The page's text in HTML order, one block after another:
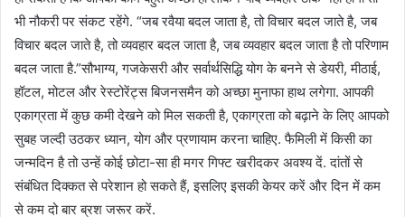
भी नौकरी पर संकट रहेंगे. “जब रवैया बदल जाता है, तो विचार बदल जाते है, जब
विचार बदल जाते है, तो व्यवहार बदल जाता है, जब व्यवहार बदल जाता है तो परिणाम
बदल जाता है.”सौभाग्य, गजकेसरी और सर्वार्थसिद्धि योग के बनने से डेयरी, मीठाई,
हॉटल, मोटल और रेस्टोरेंट्स बिजनसमैन को अच्छा मुनाफा हाथ लगेगा. आपकी
एकाग्रता में कुछ कमी देखने को मिल सकती है, एकाग्रता को बढ़ाने के लिए आपको
सुबह जल्दी उठकर ध्यान, योग और प्रणायाम करना चाहिए. फैमिली में किसी का
जन्मदिन है तो उन्हें कोई छोटा-सा ही मगर गिफ्ट खरीदकर अवश्य दें. दांतों से
संबंधित दिक्कत से परेशान हो सकते हैं, इसलिए इसकी केयर करें और दिन में कम
से कम दो बार ब्रश जरूर करें.